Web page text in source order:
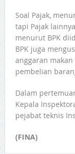
Soal Pajak,
tapi Pajak
menurut BPK
BPK juga
anggaran
pembelian
Dalam
Kepala
pejabat teknis
(FINA)